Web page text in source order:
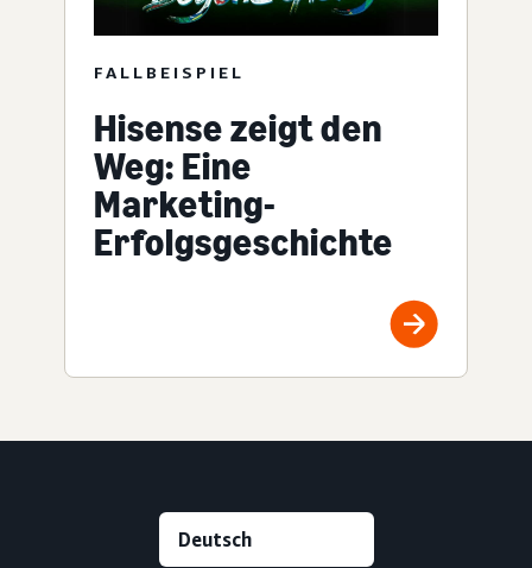
FALLBEISPIEL
Hisense zeigt den
Weg: Eine
Marketing-
Erfolgsgeschichte